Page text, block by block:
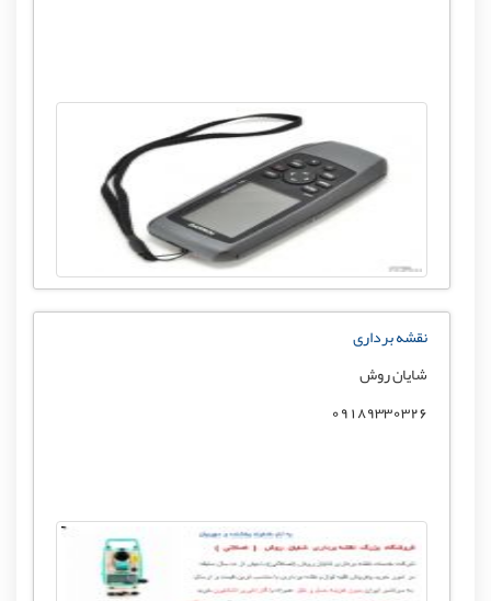
نقشه برداری
شایان روش
09189330326